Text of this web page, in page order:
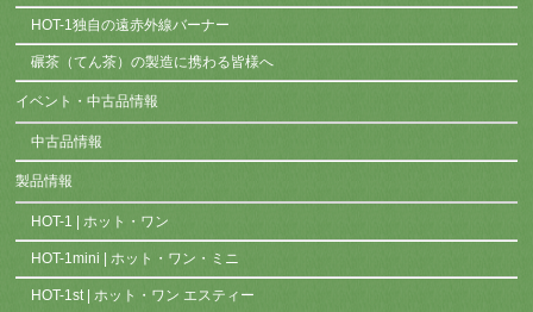
HOT-1独自の遠赤外線バーナー
碾茶（てん茶）の製造に携わる皆様へ
イベント・中古品情報
中古品情報
製品情報
HOT-1 | ホット・ワン
HOT-1mini | ホット・ワン・ミニ
HOT-1st | ホット・ワン エスティー